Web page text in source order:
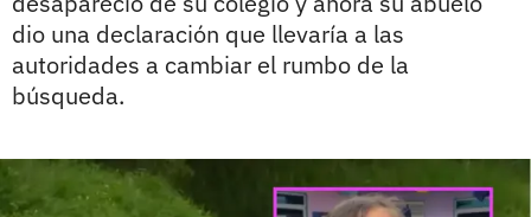
dio una declaración que llevaría a las
autoridades a cambiar el rumbo de la
búsqueda.